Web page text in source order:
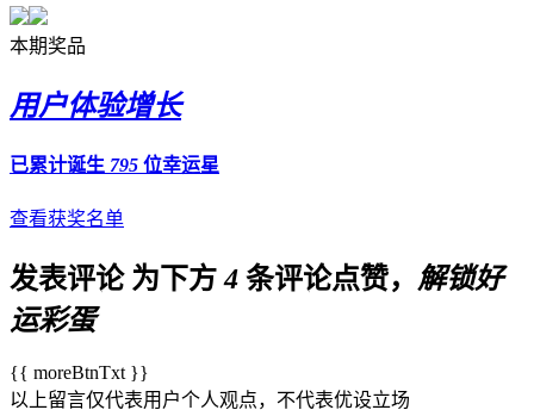
本期奖品
用户体验增长
已累计诞生 795 位幸运星
查看获奖名单
发表评论 为下方4 条评论点赞， 解锁好
运彩蛋
{{ moreBtnTxt }}
以上留言仅代表用户个人观点，不代表优设立场